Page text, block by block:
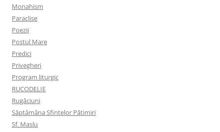
Monahism
Paraclise
Poezii
Postul Mare
Predici
Privegheri
Program liturgic
RUCODELIE
Rugăciuni
Săptămâna Sfintelor Pătimiri
Sf. Maslu